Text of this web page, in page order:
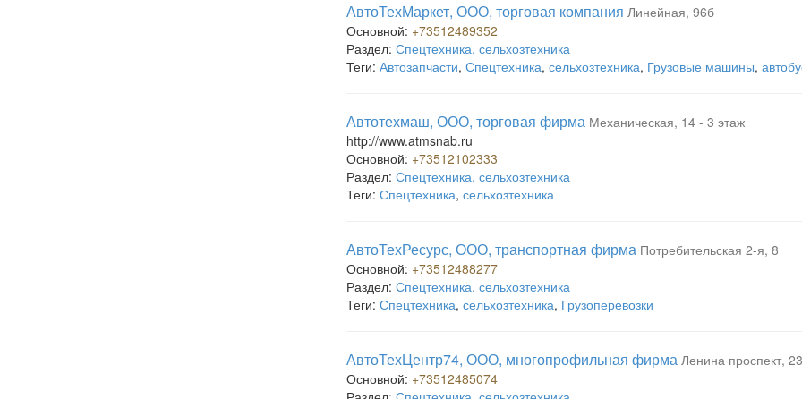
АвтоТехМаркет, ООО, торговая компания Линейная, 96б
Основной: +73512489352
Раздел: Спецтехника, сельхозтехника
Теги: Автозапчасти, Спецтехника, сельхозтехника, Грузовые машины,
Автотехмаш, ООО, торговая фирма Механическая, 14 - 3 этаж
http://www.atmsnab.ru
Основной: +73512102333
Раздел: Спецтехника, сельхозтехника
Теги: Спецтехника, сельхозтехника
АвтоТехРесурс, ООО, транспортная фирма Потребительская 2-я, 8
Основной: +73512488277
Раздел: Спецтехника, сельхозтехника
Теги: Спецтехника, сельхозтехника, Грузоперевозки
АвтоТехЦентр74, ООО, многопрофильная фирма Ленина проспект,
Основной: +73512485074